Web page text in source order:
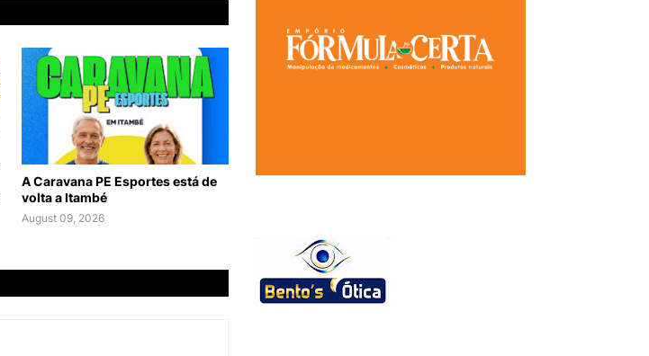
A Caravana PE Esportes está de
volta a Itambé
August 09, 2026